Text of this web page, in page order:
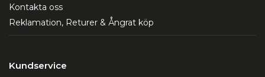
Kontakta oss
Reklamation, Returer & Ångrat köp
Kundservice